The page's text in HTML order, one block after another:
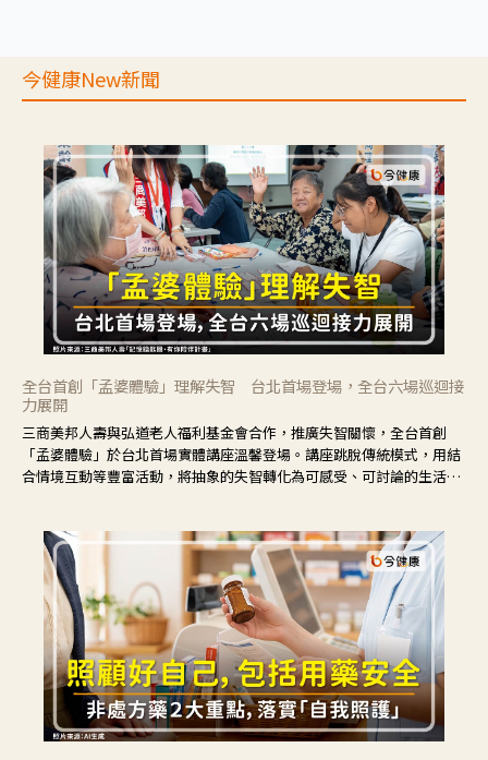
今健康New新聞
全台首創「孟婆體驗」理解失智 台北首場登場，全台六場巡迴接
力展開
三商美邦人壽與弘道老人福利基金會合作，推廣失智關懷，全台首創
「孟婆體驗」於台北首場實體講座溫馨登場。講座跳脫傳統模式，用結
合情境互動等豐富活動，將抽象的失智轉化為可感受、可討論的生活情